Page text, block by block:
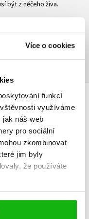
Více o cookies
funkcí
využíváme
jak náš web
pro sociální
zkombinovat
jim byly
že používáte
být z něčeho živa.
hodnocení.
registrovaní uživatelé